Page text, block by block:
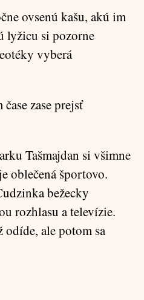
ovsenú kašu, akú im
lyžicu si pozorne
vyberá
zase prejsť
Tašmajdan si všimne
oblečená športovo.
bežecky
rozhlasu a televízie.
ale potom sa